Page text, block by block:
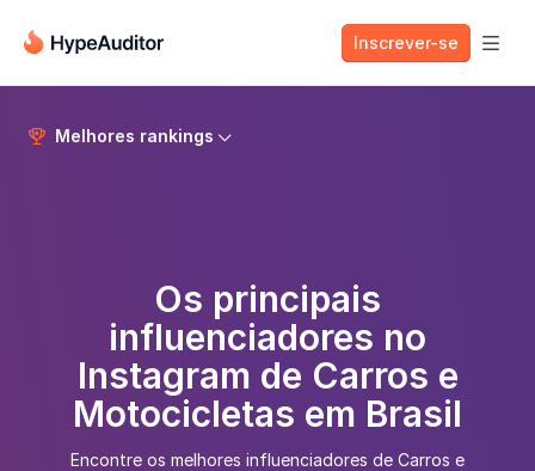
Inscrever-se 
 Melhores rankings 
Os principais
influenciadores no
Instagram de Carros e
Motocicletas em Brasil
Encontre os melhores influenciadores de Carros e